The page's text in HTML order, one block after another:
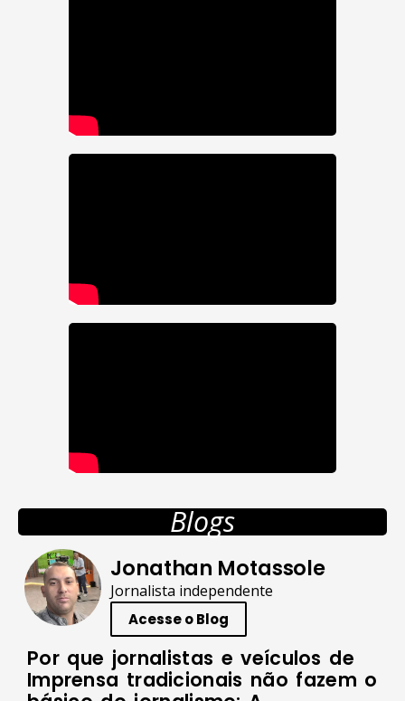
Blogs
Jonathan Motassole
Jornalista independente
Acesse o Blog
Por que jornalistas e veículos de
Imprensa tradicionais não fazem o